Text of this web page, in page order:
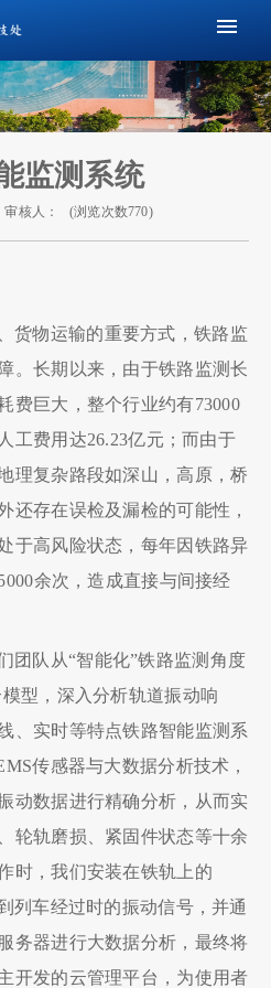
监测系统
审核人： (浏览次数770)
货物运输的重要方式，铁路监
。长期以来，由于铁路监测长
费巨大，整个行业约有73000
工费用达26.23亿元；而由于
理复杂路段如深山，高原，桥
还存在误检及漏检的可能性，
于高风险状态，每年因铁路异
余次，造成直接与间接经
团队从“智能化”铁路监测角度
型，深入分析轨道振动响
、实时等特点铁路智能监测系
传感器与大数据分析技术，
动数据进行精确分析，从而实
轮轨磨损、紧固件状态等十余
时，我们安装在铁轨上的
列车经过时的振动信号，并通
务器进行大数据分析，最终将
开发的云管理平台，为使用者